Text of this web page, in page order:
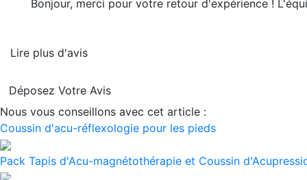
Bonjour, merci pour votre retour d'expérience !
Lire plus d'avis
Déposez Votre Avis
Nous vous conseillons avec cet article :
Coussin d'acu-réflexologie pour les pieds
Pack Tapis d'Acu-magnétothérapie et Coussin